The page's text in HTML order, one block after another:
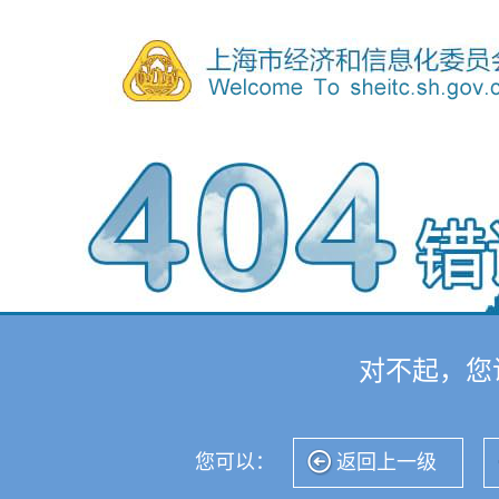
对不起，
您可以： 返回上一级